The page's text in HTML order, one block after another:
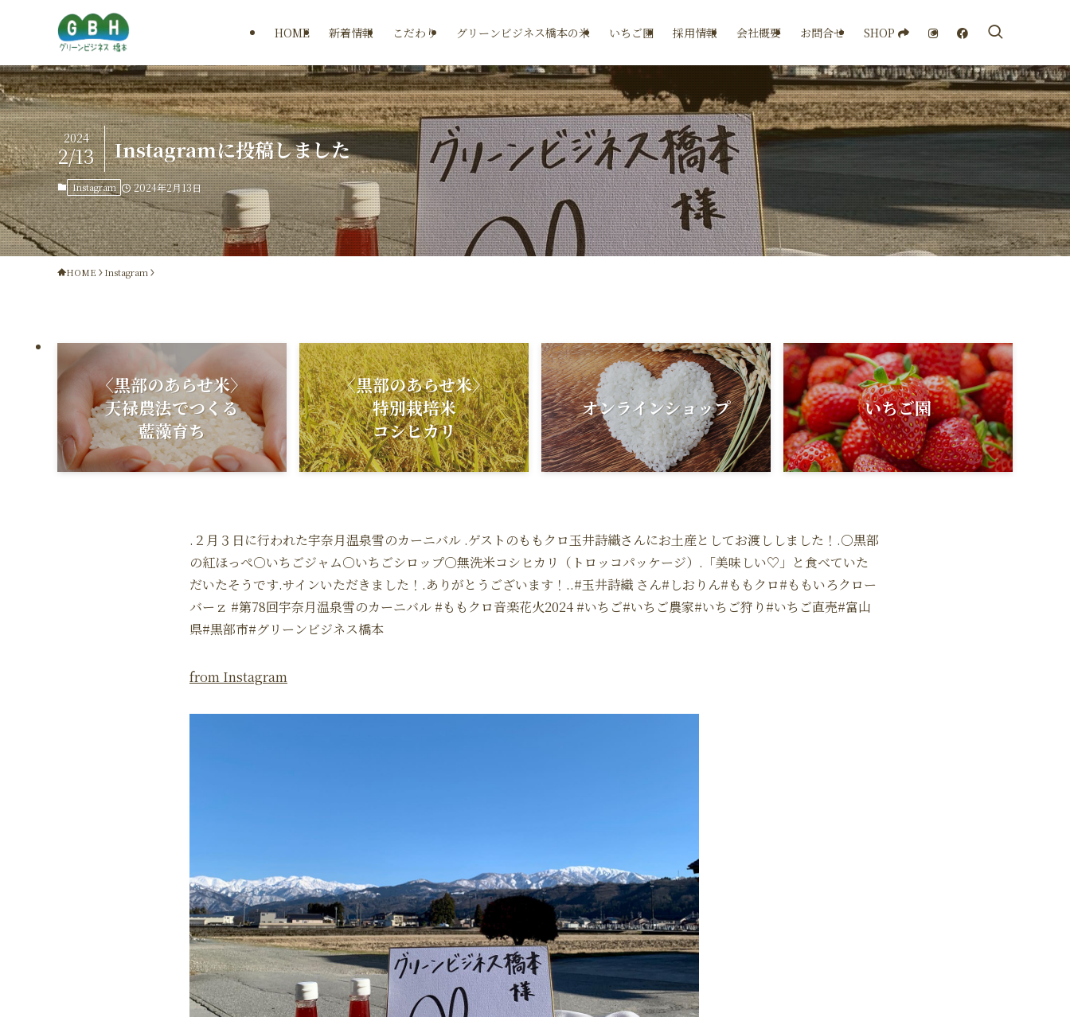
HOME 新着情報 こだわり グリーンビジネス橋本の米 いちご園 採用情報 会社概要 お問合せ SHOP
Instagramに投稿しました
2024
2/13
Instagram 2024年2月13日
HOME Instagram
〈黒部のあらせ米〉
天禄農法でつくる
藍藻育ち
〈黒部のあらせ米〉
特別栽培米
コシヒカリ
オンラインショップ いちご園
.２月３日に行われた宇奈月温泉雪のカーニバル ️.ゲストのももクロ玉井詩織さんにお土産としてお渡ししました！.○黒部
の紅ほっぺ○いちごジャム○いちごシロップ○無洗米コシヒカリ（トロッコパッケージ）.「美味しい♡」と食べていた
だいたそうです.サインいただきました！.ありがとうございます！..#玉井詩織 さん#しおりん#ももクロ#ももいろクロー
バーｚ #第78回宇奈月温泉雪のカーニバル #ももクロ音楽花火2024 #いちご#いちご農家#いちご狩り#いちご直売#富山
県#黒部市#グリーンビジネス橋本
from Instagram